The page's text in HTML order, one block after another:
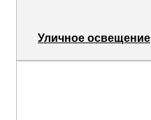
Уличное освещение